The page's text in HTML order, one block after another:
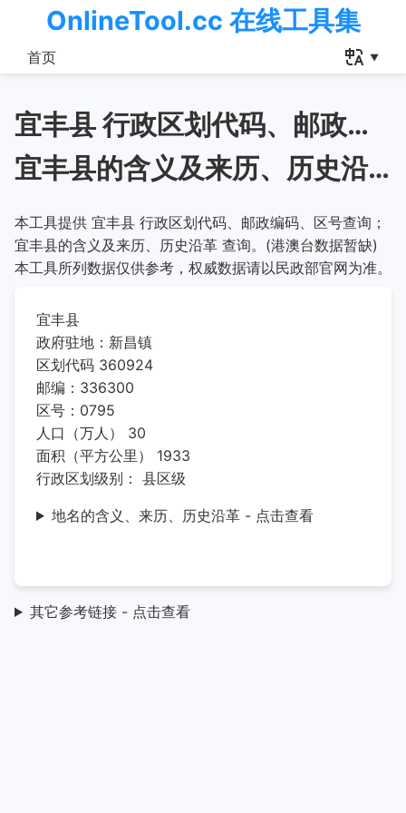
OnlineTool.cc 在线工具集
首页
宜丰县 行政区划代码、邮政编码、区号查询
宜丰县的含义及来历、历史沿革
本工具提供 宜丰县 行政区划代码、邮政编码、区号查询；
宜丰县的含义及来历、历史沿革 查询。(港澳台数据暂缺)
本工具所列数据仅供参考，权威数据请以民政部官网为准。
宜丰县
政府驻地：新昌镇
区划代码 360924
邮编：336300
区号：0795
人口（万人） 30
面积（平方公里） 1933
行政区划级别： 县区级
地名的含义、来历、历史沿革 - 点击查看
其它参考链接 - 点击查看